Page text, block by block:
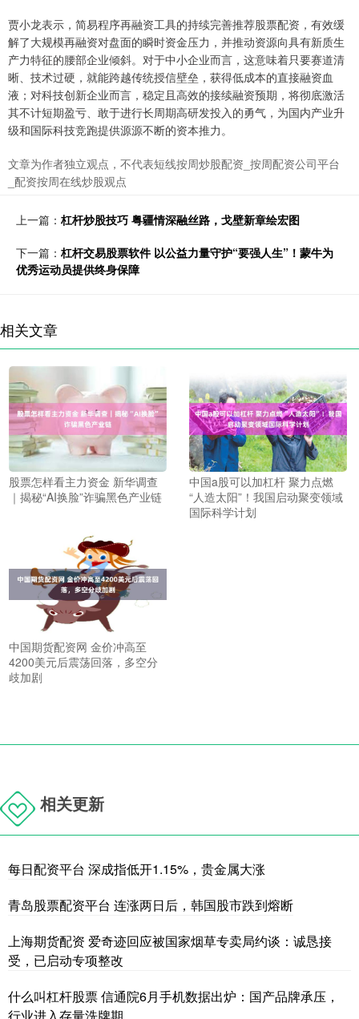
贾小龙表示，简易程序再融资工具的持续完善推荐股票配资，有效缓
解了大规模再融资对盘面的瞬时资金压力，并推动资源向具有新质生
产力特征的腰部企业倾斜。对于中小企业而言，这意味着只要赛道清
晰、技术过硬，就能跨越传统授信壁垒，获得低成本的直接融资血
液；对科技创新企业而言，稳定且高效的接续融资预期，将彻底激活
其不计短期盈亏、敢于进行长周期高研发投入的勇气，为国内产业升
级和国际科技竞跑提供源源不断的资本推力。
文章为作者独立观点，不代表短线按周炒股配资_按周配资公司平台
_配资按周在线炒股观点
上一篇： 杠杆炒股技巧 粤疆情深融丝路，戈壁新章绘宏图
下一篇： 杠杆交易股票软件 以公益力量守护“要强人生”！蒙牛为
优秀运动员提供终身保障
相关文章
股票怎样看主力资金 新华调查
｜揭秘“AI换脸”诈骗黑色产业链
中国a股可以加杠杆 聚力点燃
“人造太阳”！我国启动聚变领域
国际科学计划
中国期货配资网 金价冲高至
4200美元后震荡回落，多空分
歧加剧
相关更新
每日配资平台 深成指低开1.15%，贵金属大涨
青岛股票配资平台 连涨两日后，韩国股市跌到熔断
上海期货配资 爱奇迹回应被国家烟草专卖局约谈：诚恳接
受，已启动专项整改
什么叫杠杆股票 信通院6月手机数据出炉：国产品牌承压，
行业进入存量洗牌期